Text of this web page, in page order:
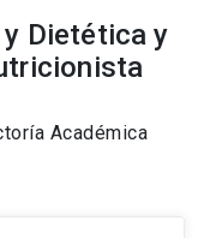
Dietética y
Académica